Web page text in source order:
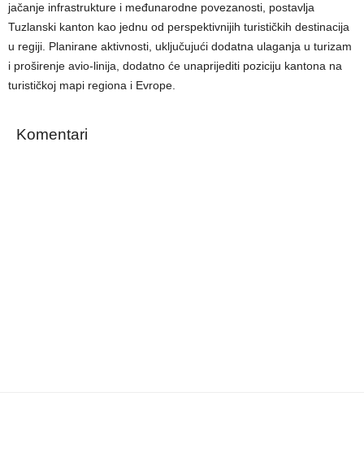
jačanje infrastrukture i međunarodne povezanosti, postavlja
Tuzlanski kanton kao jednu od perspektivnijih turističkih destinacija
u regiji. Planirane aktivnosti, uključujući dodatna ulaganja u turizam
i proširenje avio-linija, dodatno će unaprijediti poziciju kantona na
turističkoj mapi regiona i Evrope.
Komentari